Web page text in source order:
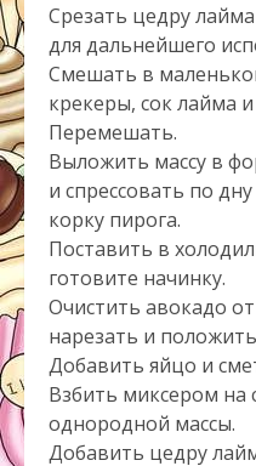
Срезать цедру
для дальнейшего
Смешать в
крекеры, сок лайма
Перемешать.
Выложить массу в
и спрессовать по
корку пирога.
Поставить в
готовите начинку.
Очистить авокадо
нарезать и
Добавить яйцо и
Взбить миксером на
однородной массы.
Добавить цедру